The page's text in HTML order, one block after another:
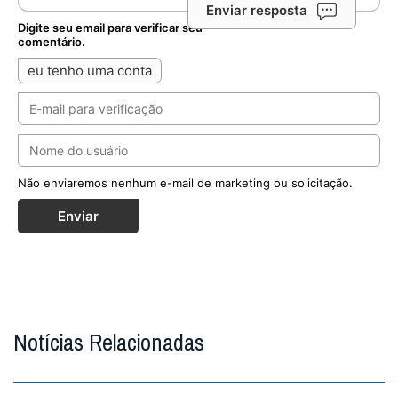
Enviar resposta
Digite seu email para verificar seu
comentário.
eu tenho uma conta
Não enviaremos nenhum e-mail de marketing ou solicitação.
Enviar
Notícias Relacionadas